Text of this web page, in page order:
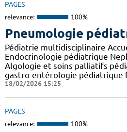
PAGES
relevance: 100%
Pneumologie
Pédiatrie multidisciplinaire
Endocrinologie pédiatrique
Algologie et soins palliatifs
gastro-entérologie pédiatrique
18/02/2026 15:25
PAGES
relevance: 100%